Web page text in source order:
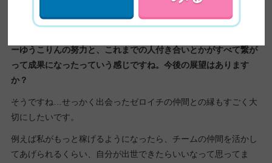
ー会社で働きつつ、副業で＋10万とかできたら、理想的ですね。
はい！なので、副業OKな会社を探してます。
ーゆうこりんの努力と、これまでの人付き合いとかがすべて繋が
って成果になったっていう感じですね。今後の展望はあります
か？
そうですね…せっかく出会ったゼロイチの仲間との縁もすごく大
切にしたいです。
例えば私がもっと稼げるようになったら、チームの仲間を活かし
てあげられるくらい、自分が出世できたらいいなって思ってま